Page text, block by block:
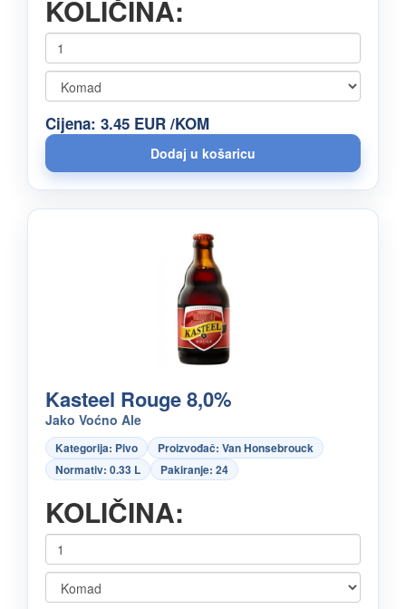
KOLIČINA:
Cijena: 3.45 EUR /KOM
Kasteel Rouge 8,0%
Jako Voćno Ale
Kategorija: Pivo
Proizvođač: Van Honsebrouck
Normativ: 0.33 L
Pakiranje: 24
KOLIČINA: